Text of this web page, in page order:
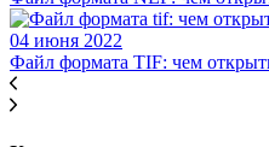
04 июня 2022
Файл формата TIF: чем